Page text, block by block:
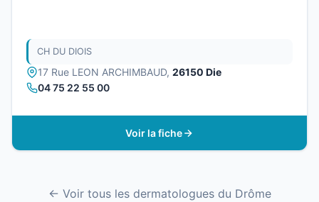
CH DU DIOIS
17 Rue LEON ARCHIMBAUD, 26150 Die
04 75 22 55 00
Voir la fiche
← Voir tous les dermatologues du Drôme